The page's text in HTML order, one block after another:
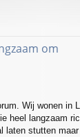
om
Wij wonen in
heel langzaam
laten stutten